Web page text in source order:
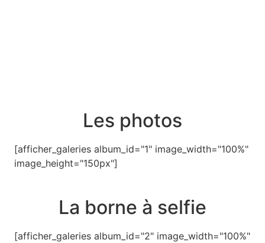
Les photos
[afficher_galeries album_id="1" image_width="100%"
image_height="150px"]
La borne à selfie
[afficher_galeries album_id="2" image_width="100%"